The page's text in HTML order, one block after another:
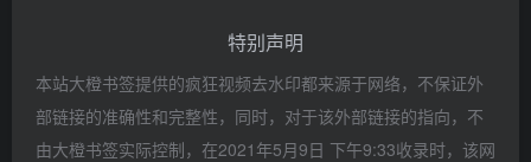
特别声明
本站大橙书签提供的疯狂视频去水印都来源于网络，不保证外
部链接的准确性和完整性，同时，对于该外部链接的指向，不
由大橙书签实际控制，在2021年5月9日 下午9:33收录时，该网